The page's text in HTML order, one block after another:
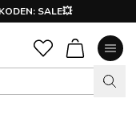
SALE💥